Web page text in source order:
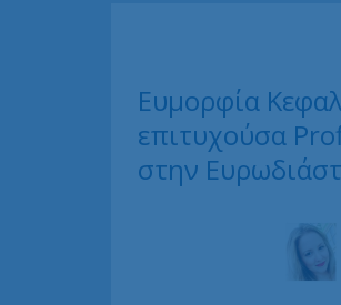
Ευμορφία
επιτυχούσα
στην